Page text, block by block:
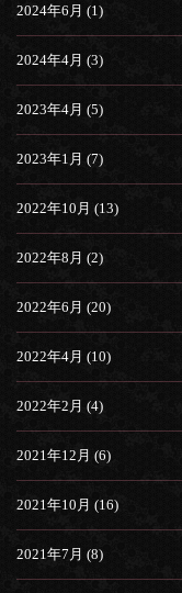
2024年6月 (1)
2024年4月 (3)
2023年4月 (5)
2023年1月 (7)
2022年10月 (13)
2022年8月 (2)
2022年6月 (20)
2022年4月 (10)
2022年2月 (4)
2021年12月 (6)
2021年10月 (16)
2021年7月 (8)